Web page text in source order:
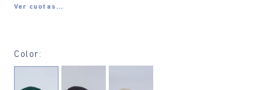
Ver cuotas...
Color: